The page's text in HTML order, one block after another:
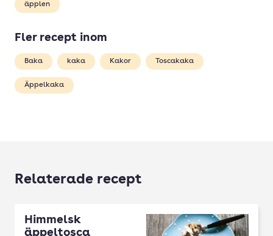
äpplen
Fler recept inom
Baka kaka Kakor Toscakaka
Äppelkaka
Relaterade recept
Himmelsk
äppeltosca